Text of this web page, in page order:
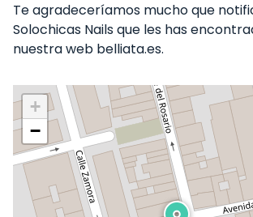
Te agradeceríamos mucho que
Solochicas Nails que les has
nuestra web belliata.es.
+
−